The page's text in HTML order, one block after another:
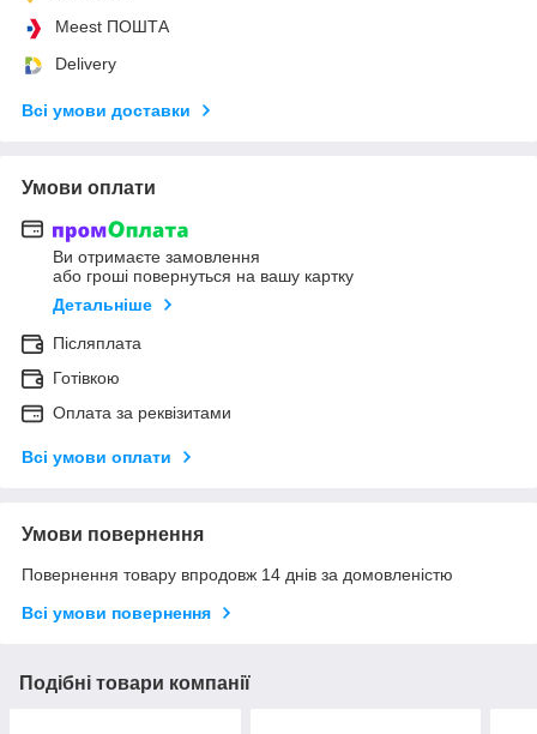
Meest ПОШТА
Delivery
Всі умови доставки
Умови оплати
Ви отримаєте замовлення
або гроші повернуться на вашу картку
Детальніше
Післяплата
Готівкою
Оплата за реквізитами
Всі умови оплати
Умови повернення
Повернення товару впродовж 14 днів за домовленістю
Всі умови повернення
Подібні товари компанії